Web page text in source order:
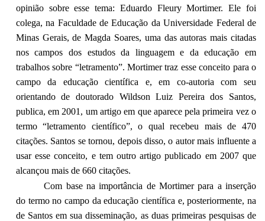
opinião sobre esse tema: Eduardo Fleury Mortimer. Ele foi
colega, na Faculdade de Educação da Universidade Federal de
Minas Gerais, de Magda Soares, uma das autoras mais citadas
nos campos dos estudos da linguagem e da educação em
trabalhos sobre “letramento”. Mortimer traz esse conceito para o
campo da educação científica e, em co-autoria com seu
orientando de doutorado Wildson Luiz Pereira dos Santos,
publica, em 2001, um artigo em que aparece pela primeira vez o
termo “letramento científico”, o qual recebeu mais de 470
citações. Santos se tornou, depois disso, o autor mais influente a
usar esse conceito, e tem outro artigo publicado em 2007 que
alcançou mais de 660 citações.
Com base na importância de Mortimer para a inserção
do termo no campo da educação científica e, posteriormente, na
de Santos em sua disseminação, as duas primeiras pesquisas de